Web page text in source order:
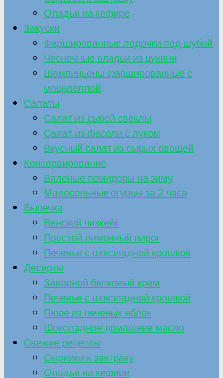
Оладьи на кефире
Закуски
Фаршированные лодочки под шубой
Чесночные оладьи из цукини
Шампиньоны фаршированные с
моцареллой
Салаты
Салат из сырой свёклы
Салат из фасоли с луком
Вкусный салат из сырых овощей
Консервирование
Вяленые помидоры на зиму
Малосольные огурцы за 2 часа
Выпечка
Венский чизкейк
Простой лимонный пирог
Печенье с шоколадной крошкой
Десерты
Заварной белковый крем
Печенье с шоколадной крошкой
Пюре из печеных яблок
Шоколадное домашнее масло
Свежие рецепты
Сырники к завтраку
Оладьи на кефире